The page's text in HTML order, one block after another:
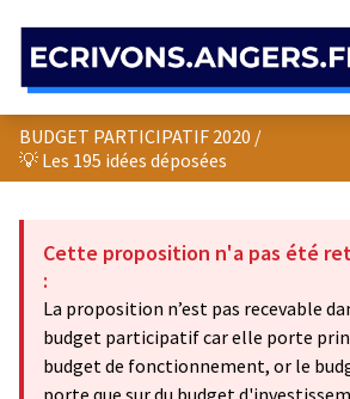
BUDGET PARTICIPATIF 2020 /
💡 Les 195 idées déposées
Cette proposition n'a pas été
:
La proposition n’est pas recevable
budget participatif car elle porte
budget de fonctionnement, or le
porte que sur du budget